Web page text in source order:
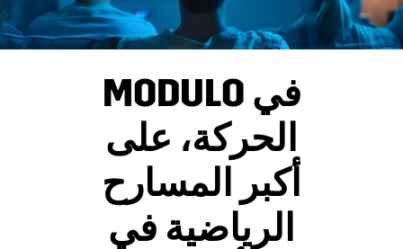
MODULO في
الحركة، على
أكبر المسارح
الرياضية في